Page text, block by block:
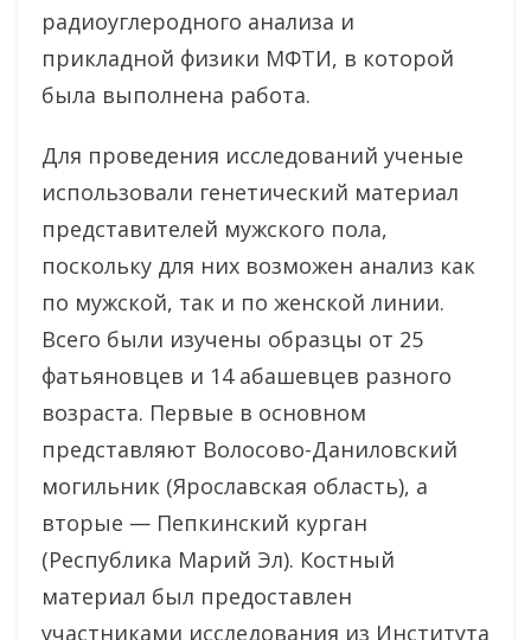
радиоуглеродного анализа и
прикладной физики МФТИ, в которой
была выполнена работа.
Для проведения исследований ученые
использовали генетический материал
представителей мужского пола,
поскольку для них возможен анализ как
по мужской, так и по женской линии.
Всего были изучены образцы от 25
фатьяновцев и 14 абашевцев разного
возраста. Первые в основном
представляют Волосово-Даниловский
могильник (Ярославская область), а
вторые — Пепкинский курган
(Республика Марий Эл). Костный
материал был предоставлен
участниками исследования из Института